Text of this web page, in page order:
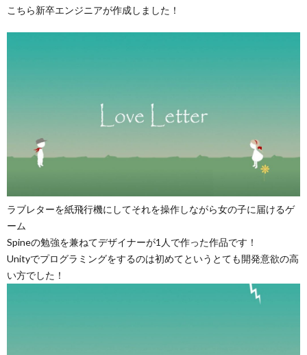
こちら新卒エンジニアが作成しました！
ラブレターを紙飛行機にしてそれを操作しながら女の子に届けるゲ
ーム
Spineの勉強を兼ねてデザイナーが1人で作った作品です！
Unityでプログラミングをするのは初めてというとても開発意欲の高
い方でした！